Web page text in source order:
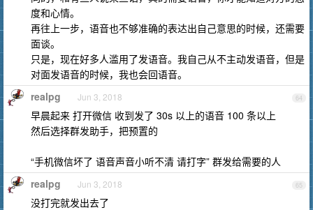
度和心情。
再往上一步，语音也不够准确的表达出自己意思的时候，还需要
面谈。
只是，现在好多人滥用了发语音。我自己从不主动发语音，但是
对面发语音的时候，我也会回语音。
64
realpg Jun 3, 2018
早晨起来 打开微信 收到发了 30s 以上的语音 100 条以上
然后选择群发助手，把预置的
“手机微信坏了 语音声音小听不清 请打字” 群发给需要的人
65
realpg Jun 3, 2018
没打完就发出去了